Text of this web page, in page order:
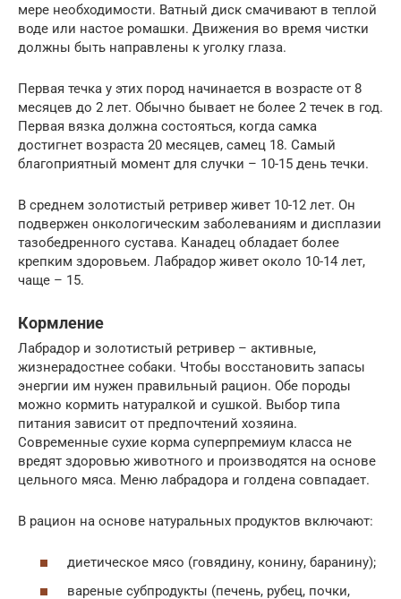
мере необходимости. Ватный диск смачивают в теплой
воде или настое ромашки. Движения во время чистки
должны быть направлены к уголку глаза.
Первая течка у этих пород начинается в возрасте от 8
месяцев до 2 лет. Обычно бывает не более 2 течек в год.
Первая вязка должна состояться, когда самка
достигнет возраста 20 месяцев, самец 18. Самый
благоприятный момент для случки – 10-15 день течки.
В среднем золотистый ретривер живет 10-12 лет. Он
подвержен онкологическим заболеваниям и дисплазии
тазобедренного сустава. Канадец обладает более
крепким здоровьем. Лабрадор живет около 10-14 лет,
чаще – 15.
Кормление
Лабрадор и золотистый ретривер – активные,
жизнерадостнее собаки. Чтобы восстановить запасы
энергии им нужен правильный рацион. Обе породы
можно кормить натуралкой и сушкой. Выбор типа
питания зависит от предпочтений хозяина.
Современные сухие корма суперпремиум класса не
вредят здоровью животного и производятся на основе
цельного мяса. Меню лабрадора и голдена совпадает.
В рацион на основе натуральных продуктов включают:
диетическое мясо (говядину, конину, баранину);
вареные субпродукты (печень, рубец, почки,